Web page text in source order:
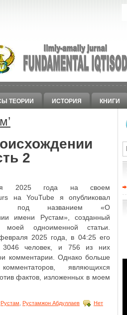
ТЕОРИИ ИСТОРИЯ КНИГИ
’
2
2025 года на своем
на YouTube я опубликовал
под названием «О
имени Рустам», созданный
одноименной статьи.
2025 года, в 04:25 его
3046 человек, и 756 из них
комментарии. Однако больше
являющихся
фактов, изложенных в моем
Рустам Рустамжон Абдуллаев
Нет